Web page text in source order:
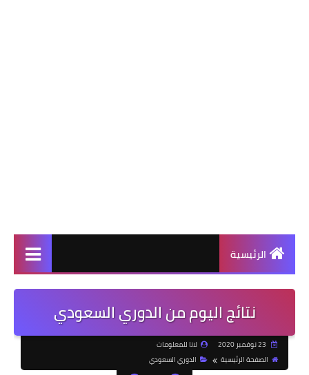
الرئيسية
نتائج اليوم من الدوري السعودي
لانا للمعلومات
الصفحة الرئيسية
الدوري السعودي